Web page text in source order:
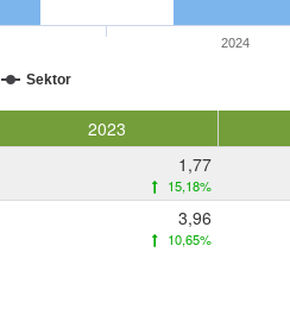
Sektor
2024
2023
1,77
15,18%
3,96
10,65%